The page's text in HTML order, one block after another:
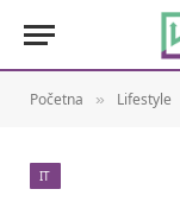
Početna » Lifestyle
IT